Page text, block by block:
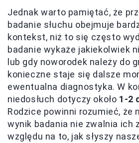
Jednak warto pamiętać, że
badanie słuchu obejmuje
kontekst, niż to się często
badanie wykaże jakiekolwiek
lub gdy noworodek należy do
konieczne staje się dalsze
ewentualna diagnostyka. W
niedosłuch dotyczy około 1-2
Rodzice powinni rozumieć, że
wynik badania nie zwalnia ich
względu na to, jak słyszy